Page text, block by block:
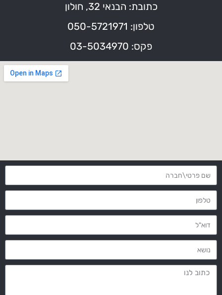
כתובת: הבנאי 32, חולון
טלפון: 050-5721971
פקס: 03-5034970